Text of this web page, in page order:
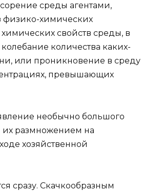
среды агентами,
физико-химических
свойств среды, в
количества каких-
или проникновение в среду
превышающих
необычно большого
их размножением на
хозяйственной
сразу. Скачкообразным